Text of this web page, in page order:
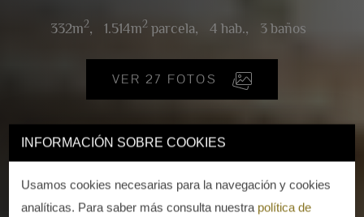
INFORMACIÓN SOBRE COOKIES
Usamos cookies necesarias para la navegación y cookies
analíticas. Para saber más consulta nuestra política de
332m2, 1.514m2parcela, 4 hab., 3 baños
VER 27 FOTOS